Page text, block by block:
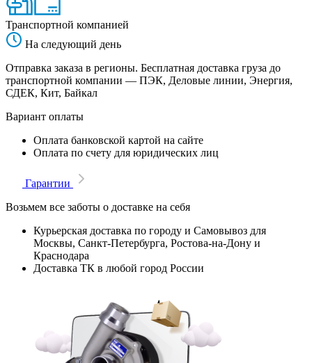
Транспортной компанией
На следующий день
Отправка заказа в регионы. Бесплатная доставка груза до
транспортной компании — ПЭК, Деловые линии, Энергия,
СДЕК, Кит, Байкал
Вариант оплаты
Оплата банковской картой на сайте
Оплата по счету для юридических лиц
Гарантии
Возьмем все заботы о доставке на себя
Курьерская доставка по городу и Самовывоз для
Москвы, Санкт-Петербурга, Ростова-на-Дону и
Краснодара
Доставка ТК в любой город России